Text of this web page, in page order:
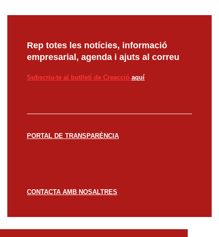
Rep totes les notícies, informació
empresarial, agenda i ajuts al correu
Subscriu-te al butlletí de Creacció aquí
PORTAL DE TRANSPARÈNCIA
CONTACTA AMB NOSALTRES